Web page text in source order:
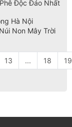
Độc Đáo Nhất
Hà Nội
Non Mây Trời
13 ... 18 19